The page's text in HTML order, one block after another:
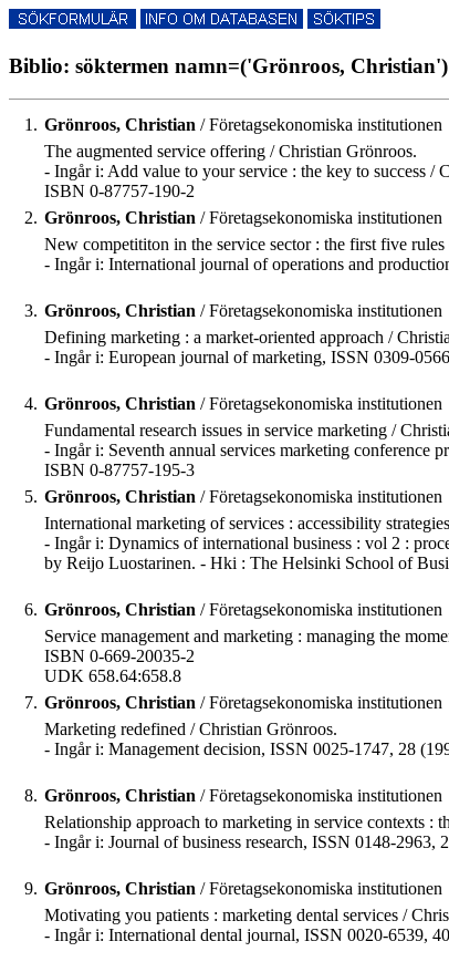
Biblio: söktermen namn=('Grönroos,
1. Grönroos, Christian / Företagsekonomiska institutionen
The augmented service offering / Christian Grönroos.
- Ingår i: Add value to your service : the key to success
ISBN 0-87757-190-2
2. Grönroos, Christian / Företagsekonomiska institutionen
New competititon in the service sector : the first five
- Ingår i: International journal of operations and
3. Grönroos, Christian / Företagsekonomiska institutionen
Defining marketing : a market-oriented approach /
- Ingår i: European journal of marketing, ISSN 0309-
4. Grönroos, Christian / Företagsekonomiska institutionen
Fundamental research issues in service marketing /
- Ingår i: Seventh annual services marketing
ISBN 0-87757-195-3
5. Grönroos, Christian / Företagsekonomiska institutionen
International marketing of services : accessibility
- Ingår i: Dynamics of international business : vol 2 :
by Reijo Luostarinen. - Hki : The Helsinki School of
6. Grönroos, Christian / Företagsekonomiska institutionen
Service management and marketing : managing the
ISBN 0-669-20035-2
UDK 658.64:658.8
7. Grönroos, Christian / Företagsekonomiska institutionen
Marketing redefined / Christian Grönroos.
- Ingår i: Management decision, ISSN 0025-1747, 28
8. Grönroos, Christian / Företagsekonomiska institutionen
Relationship approach to marketing in service contexts :
- Ingår i: Journal of business research, ISSN 0148-2963,
9. Grönroos, Christian / Företagsekonomiska institutionen
Motivating you patients : marketing dental services /
- Ingår i: International dental journal, ISSN 0020-6539,